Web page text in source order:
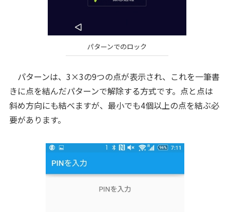
パターンでのロック
パターンは、3×3の9つの点が表示され、これを一筆書
きに点を結んだパターンで解除する方式です。点と点は
斜め方向にも結べますが、最小でも4個以上の点を結ぶ必
要があります。